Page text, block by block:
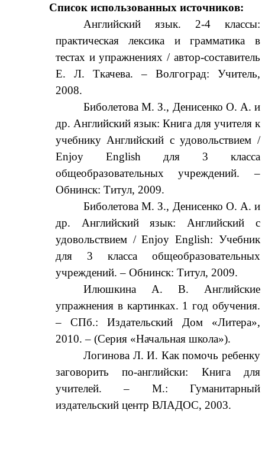
Список использованных источников:
Английский язык. 2-4 классы:
практическая лексика и грамматика в
тестах и упражнениях / автор-составитель
Е. Л. Ткачева. – Волгоград: Учитель,
2008.
Биболетова М. З., Денисенко О. А. и
др. Английский язык: Книга для учителя к
учебнику Английский с удовольствием /
Enjoy English для 3 класса
общеобразовательных учреждений. –
Обнинск: Титул, 2009.
Биболетова М. З., Денисенко О. А. и
др. Английский язык: Английский с
удовольствием / Enjoy English: Учебник
для 3 класса общеобразовательных
учреждений. – Обнинск: Титул, 2009.
Илюшкина А. В. Английские
упражнения в картинках. 1 год обучения.
– СПб.: Издательский Дом «Литера»,
2010. – (Серия «Начальная школа»).
Логинова Л. И. Как помочь ребенку
заговорить по-английски: Книга для
учителей. – М.: Гуманитарный
издательский центр ВЛАДОС, 2003.